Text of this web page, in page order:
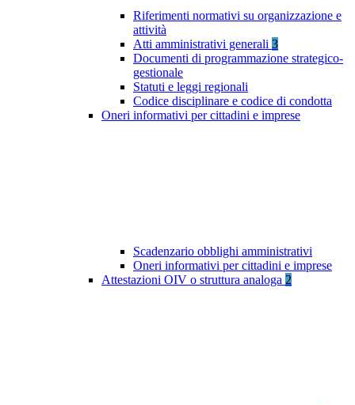
Riferimenti normativi su organizzazione e
attività
Atti amministrativi generali 3
Documenti di programmazione strategico-
gestionale
Statuti e leggi regionali
Codice disciplinare e codice di condotta
Oneri informativi per cittadini e imprese
Scadenzario obblighi amministrativi
Oneri informativi per cittadini e imprese
Attestazioni OIV o struttura analoga 2